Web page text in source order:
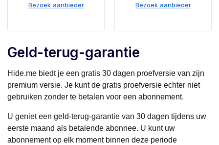
Bezoek aanbieder Bezoek aanbieder
Geld-terug-garantie
Hide.me biedt je een gratis 30 dagen proefversie van zijn
premium versie. Je kunt de gratis proefversie echter niet
gebruiken zonder te betalen voor een abonnement.
U geniet een geld-terug-garantie van 30 dagen tijdens uw
eerste maand als betalende abonnee. U kunt uw
abonnement op elk moment binnen deze periode